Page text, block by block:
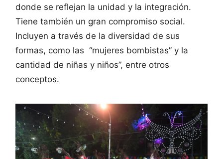
donde se reflejan la unidad y la integración.
Tiene también un gran compromiso social.
Incluyen a través de la diversidad de sus
formas, como las “mujeres bombistas” y la
cantidad de niñas y niños”, entre otros
conceptos.